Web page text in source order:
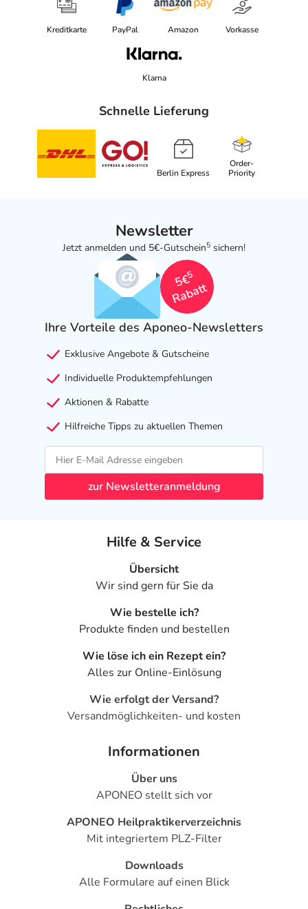
Kreditkarte PayPal Amazon Vorkasse
Klarna
Schnelle Lieferung
Berlin Express
Order-
Priority
Newsletter
Jetzt anmelden und 5€-Gutschein5 sichern!
5€
5
Rabatt
Ihre Vorteile des Aponeo-Newsletters
Exklusive Angebote & Gutscheine
Individuelle Produktempfehlungen
Aktionen & Rabatte
Hilfreiche Tipps zu aktuellen Themen
zur Newsletteranmeldung
Hilfe & Service
Übersicht
Wir sind gern für Sie da
Wie bestelle ich?
Produkte finden und bestellen
Wie löse ich ein Rezept ein?
Alles zur Online-Einlösung
Wie erfolgt der Versand?
Versandmöglichkeiten- und kosten
Informationen
Über uns
APONEO stellt sich vor
APONEO Heilpraktikerverzeichnis
Mit integriertem PLZ-Filter
Downloads
Alle Formulare auf einen Blick